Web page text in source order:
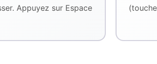
Appuyez sur Espace